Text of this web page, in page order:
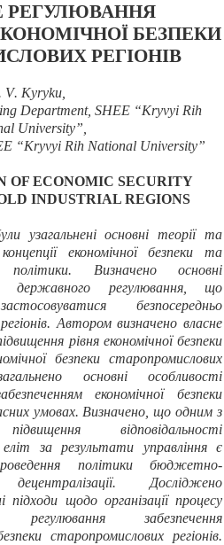
РЕГУЛЮВАННЯ
БЕЗПЕКИ
РЕГІОНІВ
V. Kyryku
Department, SHEE “Kryvyi Rih
University”
“Kryvyi Rih National University”
OF ECONOMIC SECURITY
INDUSTRIAL REGIONS
узагальнені основні теорії та
економічної безпеки та
політики. Визначено основні
державного регулювання, що
безпосередньо
Автором визначено власне
рівня економічної безпеки
безпеки старопромислових
основні особливості
економічної безпеки
умовах. Визначено, що одним з
відповідальності
еліт за результати управління є
політики бюджетно-
Досліджено
підходи щодо організації процесу
регулювання забезпечення
старопромислових регіонів.